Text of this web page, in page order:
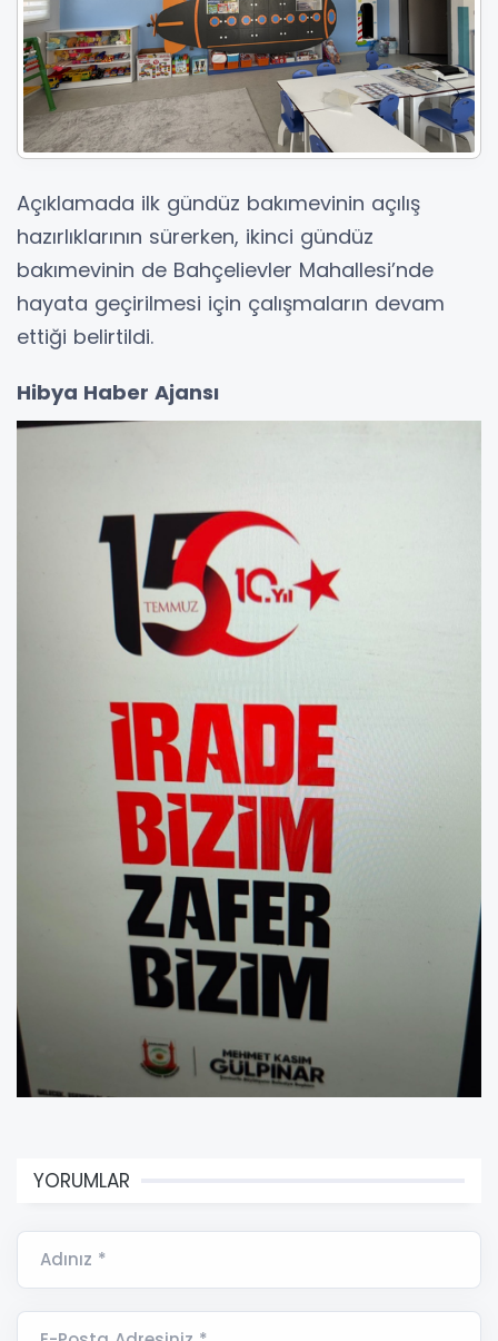
Açıklamada ilk gündüz bakımevinin açılış
hazırlıklarının sürerken, ikinci gündüz
bakımevinin de Bahçelievler Mahallesi’nde
hayata geçirilmesi için çalışmaların devam
ettiği belirtildi.
Hibya Haber Ajansı
YORUMLAR
Adınız *